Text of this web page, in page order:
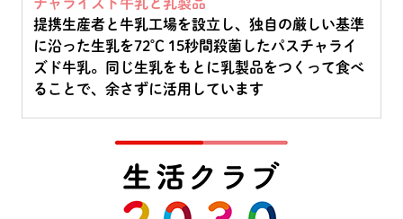
提携生産者と牛乳工場を設立し、独自の厳しい基準
に沿った生乳を72℃ 15秒間殺菌したパスチャライ
ズド牛乳。同じ生乳をもとに乳製品をつくって食べ
ることで、余さずに活用しています